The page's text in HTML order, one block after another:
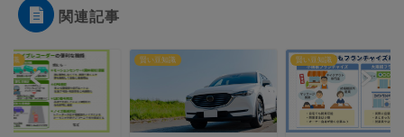
関連記事
知識 賢い豆知識 賢い豆知識